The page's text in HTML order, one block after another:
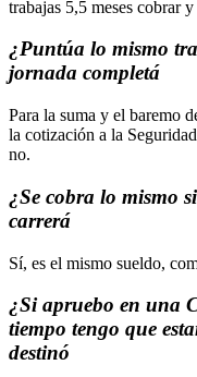
trabajas 5,5 meses cobrar
¿Puntúa lo mismo
jornada completá
Para la suma y el baremo
la cotización a la
no.
¿Se cobra lo mismo
carrerá
Sí, es el mismo sueldo,
¿Si apruebo en una
tiempo tengo que
destinó